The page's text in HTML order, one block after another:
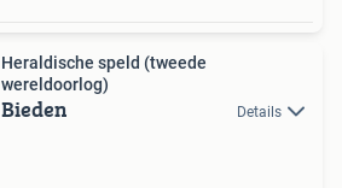
Heraldische speld (tweede
wereldoorlog)
Bieden Details